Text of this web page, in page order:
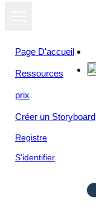
Page D'accueil
Ressources
prix
Créer un Storyboard
Registre
S'identifier